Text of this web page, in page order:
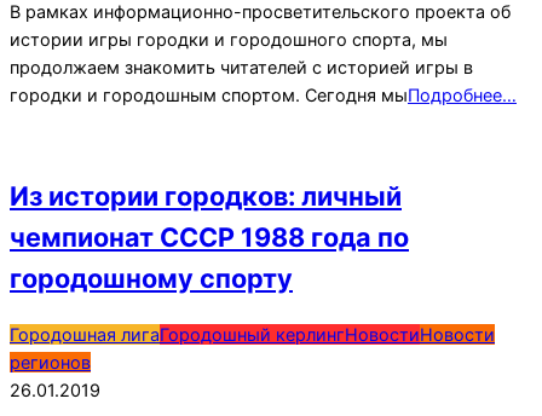
В рамках информационно-просветительского проекта об
истории игры городки и городошного спорта, мы
продолжаем знакомить читателей с историей игры в
городки и городошным спортом. Сегодня мыПодробнее…
Из истории городков: личный
чемпионат СССР 1988 года по
городошному спорту
2019-
01-
26
Городошная лигаГородошный керлингНовостиНовости
регионов
26.01.2019